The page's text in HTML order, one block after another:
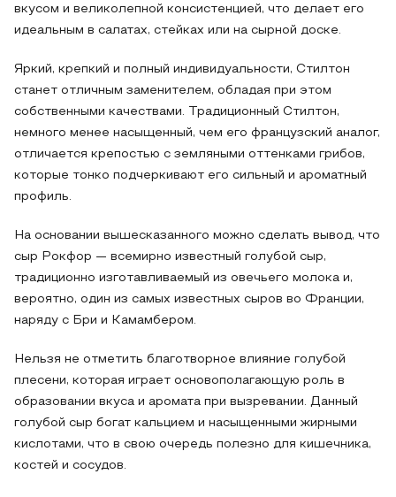
вкусом и великолепной консистенцией, что делает его
идеальным в салатах, стейках или на сырной доске.
Яркий, крепкий и полный индивидуальности, Стилтон
станет отличным заменителем, обладая при этом
собственными качествами. Традиционный Стилтон,
немного менее насыщенный, чем его французский аналог,
отличается крепостью с земляными оттенками грибов,
которые тонко подчеркивают его сильный и ароматный
профиль.
На основании вышесказанного можно сделать вывод, что
сыр Рокфор — всемирно известный голубой сыр,
традиционно изготавливаемый из овечьего молока и,
вероятно, один из самых известных сыров во Франции,
наряду с Бри и Камамбером.
Нельзя не отметить благотворное влияние голубой
плесени, которая играет основополагающую роль в
образовании вкуса и аромата при вызревании. Данный
голубой сыр богат кальцием и насыщенными жирными
кислотами, что в свою очередь полезно для кишечника,
костей и сосудов.